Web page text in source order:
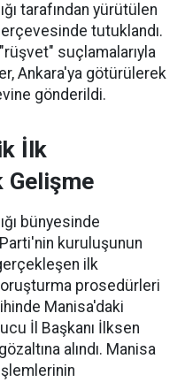
tarafından yürütülen
tutuklandı.
suçlamalarıyla
Ankara'ya götürülerek
gönderildi.
İlk
Gelişme
bünyesinde
kuruluşunun
ilk
prosedürleri
Manisa'daki
İl Başkanı İlksen
alındı. Manisa